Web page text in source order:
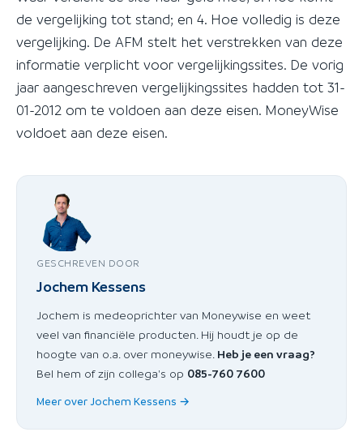
de vergelijking tot stand; en 4. Hoe volledig is deze
vergelijking. De AFM stelt het verstrekken van deze
informatie verplicht voor vergelijkingssites. De vorig
jaar aangeschreven vergelijkingssites hadden tot 31-
01-2012 om te voldoen aan deze eisen. MoneyWise
voldoet aan deze eisen.
GESCHREVEN DOOR
Jochem Kessens
Jochem is medeoprichter van Moneywise en weet
veel van financiële producten. Hij houdt je op de
hoogte van o.a. over moneywise. Heb je een vraag?
Bel hem of zijn collega's op 085-760 7600
Meer over Jochem Kessens →